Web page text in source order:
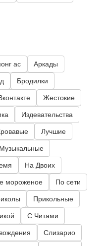
ас Аркады
Бродилки
Жестокие
Издевательства
Лучшие
Музыкальные
На Двоих
мороженое По сети
Прикольные
С Читами
Слизарио